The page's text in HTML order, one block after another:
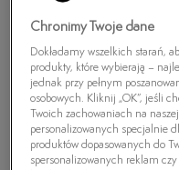
Chronimy Twoje dane
Dokładamy wszelkich starań,
produkty, które wybierają –
jednak przy pełnym
osobowych. Kliknij „OK”, jeśli
Twoich zachowaniach na
personalizowanych specjalnie
produktów dopasowanych do
spersonalizowanych reklam